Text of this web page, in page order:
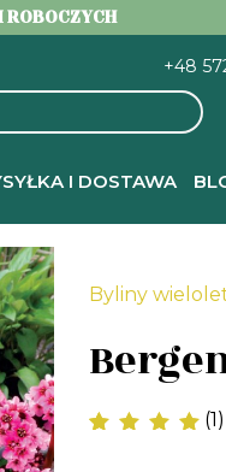
ROBOCZYCH
+48
I DOSTAWA
- Bergenia Pink
Byliny
(1)